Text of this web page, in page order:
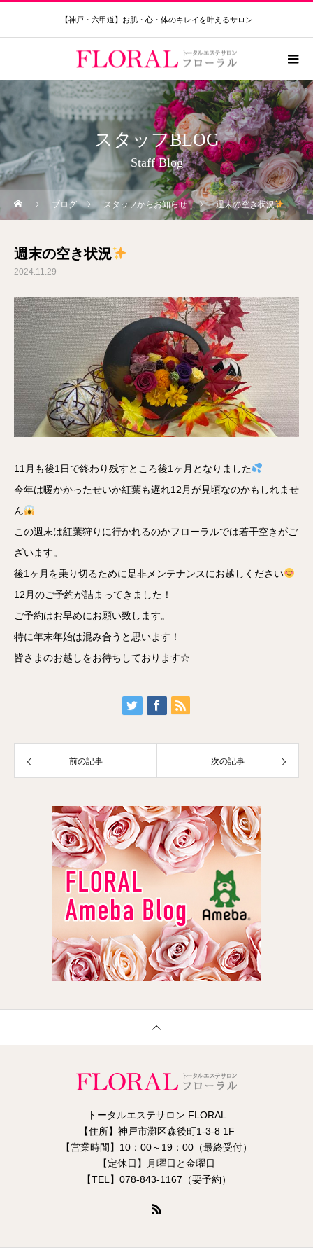
【神戸・六甲道】お肌・心・体のキレイを叶えるサロン
スタッフBLOG
Staff Blog
ブログ スタッフからお知らせ 週末の空き状況
週末の空き状況
2024.11.29
11月も後1日で終わり残すところ後1ヶ月となりました
今年は暖かかったせいか紅葉も遅れ12月が見頃なのかもしれませ
ん
この週末は紅葉狩りに行かれるのかフローラルでは若干空きがご
ざいます。
後1ヶ月を乗り切るために是非メンテナンスにお越しください
12月のご予約が詰まってきました！
ご予約はお早めにお願い致します。
特に年末年始は混み合うと思います！
皆さまのお越しをお待ちしております☆
前の記事 次の記事
トータルエステサロン FLORAL
【住所】神戸市灘区森後町1-3-8 1F
【営業時間】10：00～19：00（最終受付）
【定休日】月曜日と金曜日
【TEL】078-843-1167（要予約）